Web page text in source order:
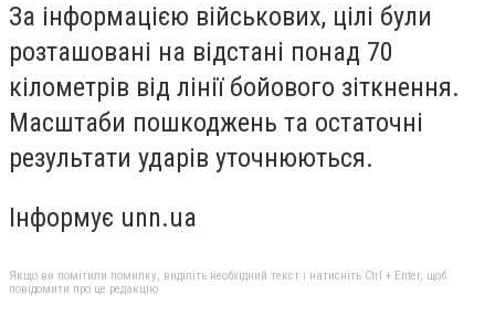
За інформацією військових, цілі були
розташовані на відстані понад 70
кілометрів від лінії бойового зіткнення.
Масштаби пошкоджень та остаточні
результати ударів уточнюються.
Інформує unn.ua
Якщо ви помітили помилку, виділіть необхідний текст і натисніть Ctrl + Enter, щоб
повідомити про це редакцію